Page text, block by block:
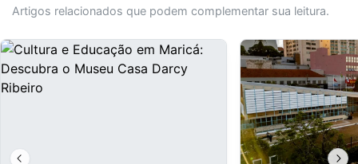
Artigos relacionados que podem complementar sua leitura.